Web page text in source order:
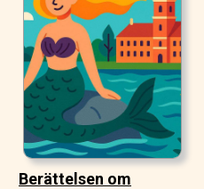
Berättelsen om